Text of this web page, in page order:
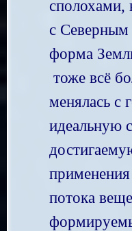
сполохами,
с
форма
тоже всё
менялась с
идеальную
применения
потока